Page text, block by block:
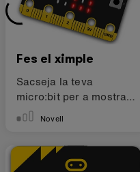
Fes el ximple
Sacseja la teva
micro:bit per a mostrar
una cara ximple
Novell